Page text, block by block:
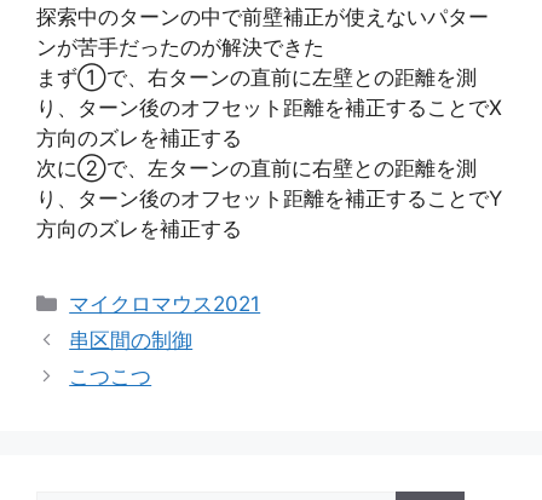
探索中のターンの中で前壁補正が使えないパター
ンが苦手だったのが解決できた
まず①で、右ターンの直前に左壁との距離を測
り、ターン後のオフセット距離を補正することでX
方向のズレを補正する
次に②で、左ターンの直前に右壁との距離を測
り、ターン後のオフセット距離を補正することでY
方向のズレを補正する
カ
テ
リ
マイクロマウス2021
串区間の制御
こつこつ